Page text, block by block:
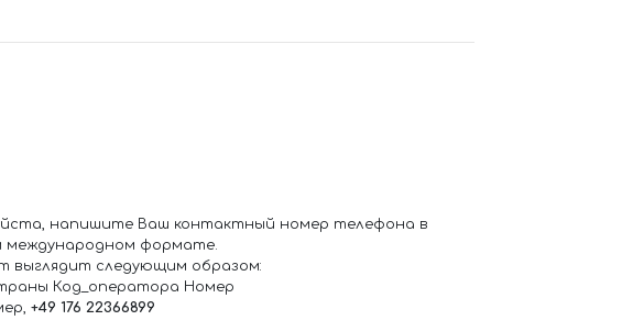
напишите Ваш контактный номер телефона в
международном формате.
выглядит следующим образом:
Код_оператора Номер
+49 176 22366899